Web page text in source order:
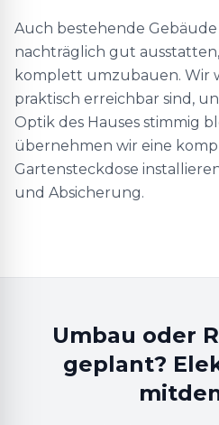
Auch bestehende Gebäude
nachträglich gut
komplett umzubauen. Wir
praktisch erreichbar sind,
Optik des Hauses stimmig
übernehmen wir eine
Gartensteckdose
und Absicherung.
Umbau oder
geplant?